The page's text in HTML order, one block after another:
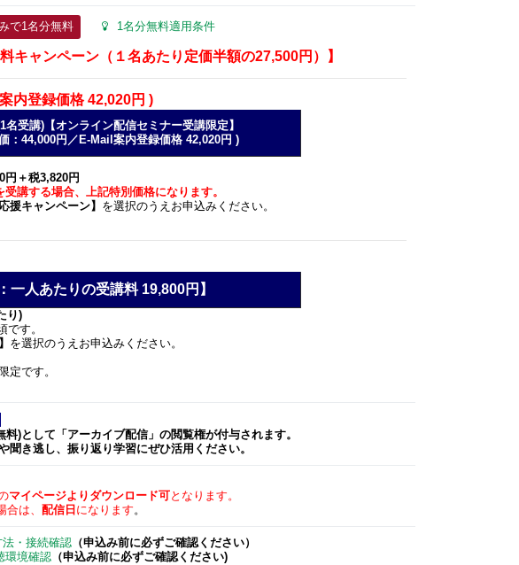
で1名分無料 1名分無料適用条件
キャンペーン（１名あたり定価半額の27,500円）】
内登録価格 42,020円 )
名受講)【オンライン配信セミナー受講限定】
44,000円／E-Mail案内登録価格 42,020円 )
＋税3,820円
講する場合、上記特別価格になります。
援キャンペーン】
を選択のうえお申込みください。
一人あたりの受講料 19,800円】
り)
す。
を選択のうえお申込みください。
定です。
)として「アーカイブ配信」の閲覧権が付与されます。
聞き逃し、振り返り学習にぜひ活用ください。
マイページよりダウンロード可 となります。
は、
配信日 になります。
・接続確認（申込み前に必ずご確認ください）
環境確認（申込み前に必ずご確認ください)